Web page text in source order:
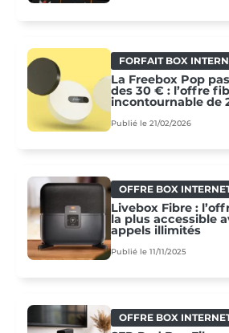
FORFAIT BOX
La Freebox Pop
des 30 € : l’offre
incontournable de
Publié le 21/02/2026
OFFRE BOX
Livebox Fibre :
la plus accessible
appels illimités
Publié le 11/11/2025
OFFRE BOX